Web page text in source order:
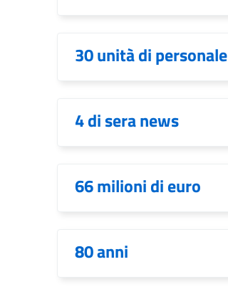
30 unità di personale
4 di sera news
66 milioni di euro
80 anni